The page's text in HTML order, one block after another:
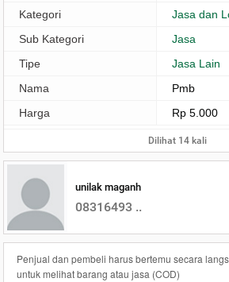
Kategori
Jasa dan
Sub Kategori
Jasa
Tipe
Jasa Lain
Nama
Pmb
Harga
Rp 5.000
Dilihat 14 kali
unilak maganh
08316493 ..
Penjual dan pembeli harus bertemu secara
untuk melihat barang atau jasa (COD)